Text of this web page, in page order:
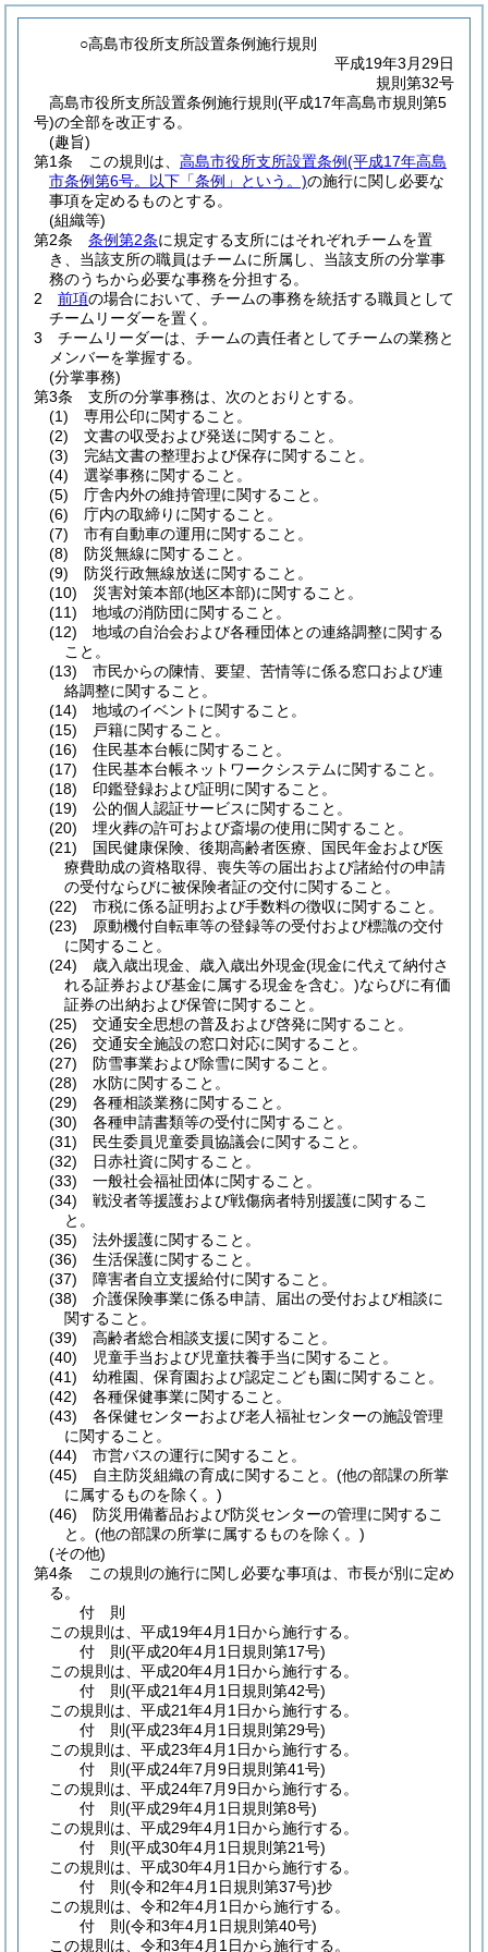
○高島市役所支所設置条例施行規則
平成19年3月29日
規則第32号
高島市役所支所設置条例施行規則(平成17年高島市規則第5
号)の全部を改正する。
(趣旨)
第1条
この規則は、 高島市役所支所設置条例(平成17年高島
市条例第6号。以下「条例」という。)の施行に関し必要な
事項を定めるものとする。
(組織等)
第2条
条例第2条に規定する支所にはそれぞれチームを置
き、当該支所の職員はチームに所属し、当該支所の分掌事
務のうちから必要な事務を分担する。
2
前項の場合において、チームの事務を統括する職員として
チームリーダーを置く。
3
チームリーダーは、チームの責任者としてチームの業務と
メンバーを掌握する。
(分掌事務)
第3条
支所の分掌事務は、次のとおりとする。
(1)
専用公印に関すること。
(2)
文書の収受および発送に関すること。
(3)
完結文書の整理および保存に関すること。
(4)
選挙事務に関すること。
(5)
庁舎内外の維持管理に関すること。
(6)
庁内の取締りに関すること。
(7)
市有自動車の運用に関すること。
(8)
防災無線に関すること。
(9)
防災行政無線放送に関すること。
(10)
災害対策本部(地区本部)に関すること。
(11)
地域の消防団に関すること。
(12)
地域の自治会および各種団体との連絡調整に関する
こと。
(13)
市民からの陳情、要望、苦情等に係る窓口および連
絡調整に関すること。
(14)
地域のイベントに関すること。
(15)
戸籍に関すること。
(16)
住民基本台帳に関すること。
(17)
住民基本台帳ネットワークシステムに関すること。
(18)
印鑑登録および証明に関すること。
(19)
公的個人認証サービスに関すること。
(20)
埋火葬の許可および斎場の使用に関すること。
(21)
国民健康保険、後期高齢者医療、国民年金および医
療費助成の資格取得、喪失等の届出および諸給付の申請
の受付ならびに被保険者証の交付に関すること。
(22)
市税に係る証明および手数料の徴収に関すること。
(23)
原動機付自転車等の登録等の受付および標識の交付
に関すること。
(24)
歳入歳出現金、歳入歳出外現金(現金に代えて納付さ
れる証券および基金に属する現金を含む。)ならびに有価
証券の出納および保管に関すること。
(25)
交通安全思想の普及および啓発に関すること。
(26)
交通安全施設の窓口対応に関すること。
(27)
防雪事業および除雪に関すること。
(28)
水防に関すること。
(29)
各種相談業務に関すること。
(30)
各種申請書類等の受付に関すること。
(31)
民生委員児童委員協議会に関すること。
(32)
日赤社資に関すること。
(33)
一般社会福祉団体に関すること。
(34)
戦没者等援護および戦傷病者特別援護に関するこ
と。
(35)
法外援護に関すること。
(36)
生活保護に関すること。
(37)
障害者自立支援給付に関すること。
(38)
介護保険事業に係る申請、届出の受付および相談に
関すること。
(39)
高齢者総合相談支援に関すること。
(40)
児童手当および児童扶養手当に関すること。
(41)
幼稚園、保育園および認定こども園に関すること。
(42)
各種保健事業に関すること。
(43)
各保健センターおよび老人福祉センターの施設管理
に関すること。
(44)
市営バスの運行に関すること。
(45)
自主防災組織の育成に関すること。 (他の部課の所掌
に属するものを除く。)
(46)
防災用備蓄品および防災センターの管理に関するこ
と。 (他の部課の所掌に属するものを除く。)
(その他)
第4条
この規則の施行に関し必要な事項は、市長が別に定め
る。
付 則
この規則は、平成19年4月1日から施行する。
付 則(平成20年4月1日規則第17号)
この規則は、平成20年4月1日から施行する。
付 則(平成21年4月1日規則第42号)
この規則は、平成21年4月1日から施行する。
付 則(平成23年4月1日規則第29号)
この規則は、平成23年4月1日から施行する。
付 則(平成24年7月9日規則第41号)
この規則は、平成24年7月9日から施行する。
付 則(平成29年4月1日規則第8号)
この規則は、平成29年4月1日から施行する。
付 則(平成30年4月1日規則第21号)
この規則は、平成30年4月1日から施行する。
付 則(令和2年4月1日規則第37号)抄
この規則は、令和2年4月1日から施行する。
付 則(令和3年4月1日規則第40号)
この規則は、令和3年4月1日から施行する。